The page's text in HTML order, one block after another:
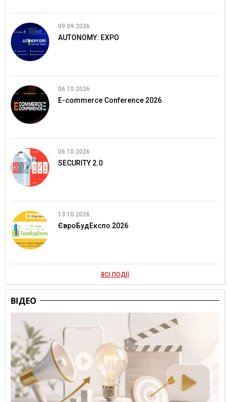
09.09.2026
AUTONOMY: EXPO
06.10.2026
E-commerce Conference 2026
06.10.2026
SECURITY 2.0
13.10.2026
ЄвроБудЕкспо 2026
ВСІ ПОДІЇ
ВІДЕО